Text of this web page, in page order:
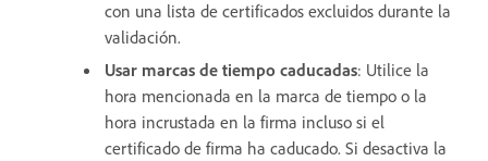
con una lista de certificados excluidos durante la
validación.
Usar marcas de tiempo caducadas: Utilice la
hora mencionada en la marca de tiempo o la
hora incrustada en la firma incluso si el
certificado de firma ha caducado. Si desactiva la